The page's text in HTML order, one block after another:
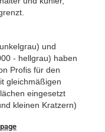
und
- hellgrau) haben
Profis für den
gleichmäßigen
eingesetzt
kleinen Kratzern)